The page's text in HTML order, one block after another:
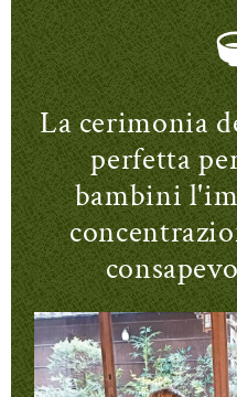
La cerimonia
perfetta
bambini